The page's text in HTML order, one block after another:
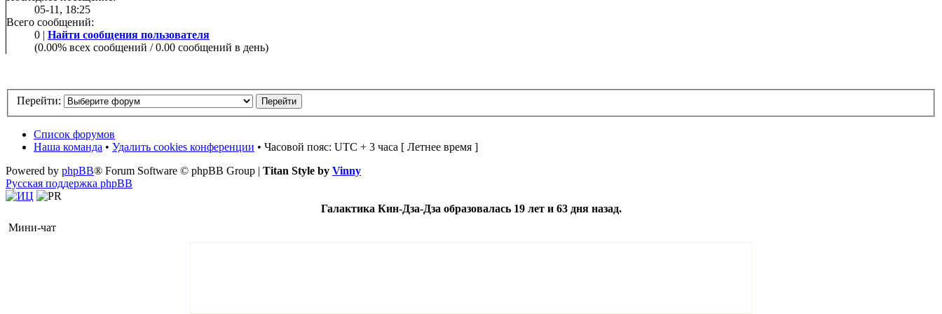
05-11, 18:25
Всего сообщений:
0 | Найти сообщения пользователя
(0.00% всех сообщений / 0.00 сообщений в день)
Перейти:
Список форумов
Наша команда • Удалить cookies конференции • Часовой пояс: UTC + 3 часа [ Летнее время ]
Powered by phpBB® Forum Software © phpBB Group | Titan Style by Vinny
Русская поддержка phpBB
Галактика Кин-Дза-Дза образовалась 19 лет и 63 дня назад.
Мини-чат